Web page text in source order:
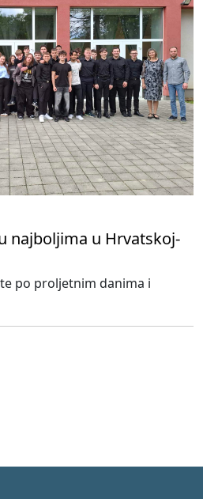
najboljima u Hrvatskoj-
po proljetnim danima i